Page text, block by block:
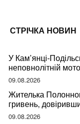
СТРІЧКА НОВИН
У Кам’янці-
неповнолітній
09.08.2026
Жителька
гривень,
09.08.2026